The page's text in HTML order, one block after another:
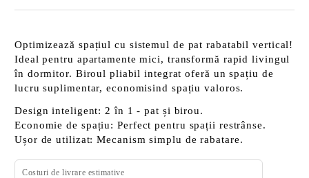
Optimizează spațiul cu sistemul de pat rabatabil vertical!
Ideal pentru apartamente mici, transformă rapid livingul
în dormitor. Biroul pliabil integrat oferă un spațiu de
lucru suplimentar, economisind spațiu valoros.
Design inteligent: 2 în 1 - pat și birou.
Economie de spațiu: Perfect pentru spații restrânse.
Ușor de utilizat: Mecanism simplu de rabatare.
Costuri de livrare estimative